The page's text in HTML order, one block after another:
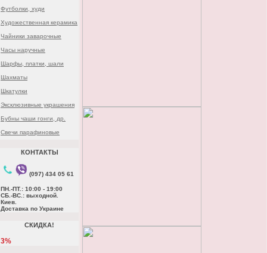
Футболки, худи
Художественная керамика
Чайники заварочные
Часы наручные
Шарфы, платки, шали
Шахматы
Шкатулки
Эксклюзивные украшения
Бубны чаши гонги, др.
Свечи парафиновые
КОНТАКТЫ
(097) 434 05 61
ПН.-ПТ.: 10:00 - 19:00
СБ.-ВС.: выходной.
Киев.
Доставка по Украине
СКИДКА!
3%